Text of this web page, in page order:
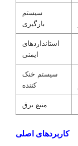
سیستم
بارگیری
استانداردهای
ایمنی
سیستم خنک
کننده
منبع برق
کاربردهای اصلی